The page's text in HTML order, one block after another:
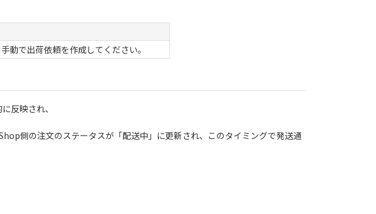
動で出荷依頼を作成してください。
反映され、
側の注文のステータスが「配送中」に更新され、このタイミングで発送通